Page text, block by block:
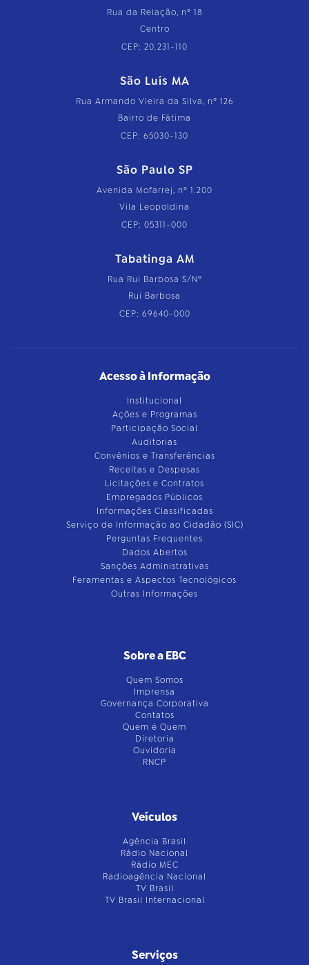
Rua da Relação, nº 18
Centro
CEP: 20.231-110
São Luís MA
Rua Armando Vieira da Silva, nº 126
Bairro de Fátima
CEP: 65030-130
São Paulo SP
Avenida Mofarrej, nº 1.200
Vila Leopoldina
CEP: 05311-000
Tabatinga AM
Rua Rui Barbosa S/Nº
Rui Barbosa
CEP: 69640-000
Acesso à Informação
Institucional
Ações e Programas
Participação Social
Auditorias
Convênios e Transferências
Receitas e Despesas
Licitações e Contratos
Empregados Públicos
Informações Classificadas
Serviço de Informação ao Cidadão (SIC)
Perguntas Frequentes
Dados Abertos
Sanções Administrativas
Feramentas e Aspectos Tecnológicos
Outras Informações
Sobre a EBC
Quem Somos
Imprensa
Governança Corporativa
Contatos
Quem é Quem
Diretoria
Ouvidoria
RNCP
Veículos
Agência Brasil
Rádio Nacional
Rádio MEC
Radioagência Nacional
TV Brasil
TV Brasil Internacional
Serviços